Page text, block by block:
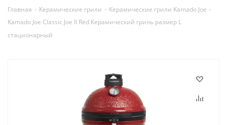
Главная - Керамические грили - Керамические грили Kamado Joe -
Kamado Joe Classic Joe II Red Керамический гриль размер L
стационарный